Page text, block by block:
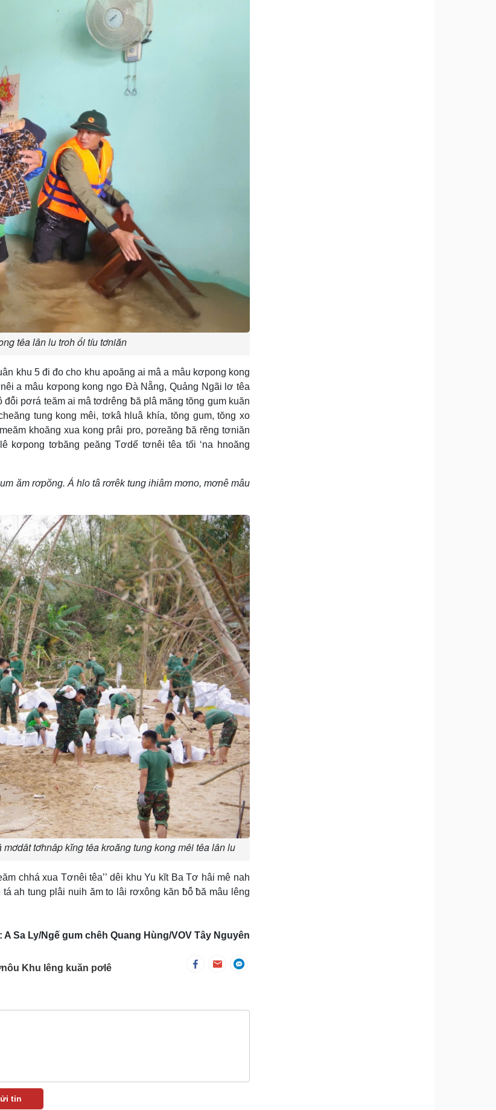
têa lân lu troh ối tíu tơniăn
khu 5 đi đo cho khu apoăng ai mâ a mâu kơpong kong
a mâu kơpong kong ngo Đà Nẵng, Quảng Ngãi lơ têa
pơrá teăm ai mâ tơdrêng ƀă plâ măng tŏng gum kuăn
tung kong mêi, tơkâ hluâ khía, tŏng gum, tŏng xo
khoăng xua kong prâi pro, pơreăng ƀă rĕng tơniăn
kơpong tơbăng peăng Tơdế tơnêi têa tối ‘na hnoăng
ăm rơpŏng. Á hlo tâ rơrêk tung ihiâm mơno, mơnê mâu
tơhnâp kĭng têa kroăng tung kong mêi têa lân lu
chhá xua Tơnêi têa’’ dêi khu Yu kĭt Ba Tơ hâi mê nah
ah tung plâi nuih ăm to lâi rơxông kăn ƀô̆ ƀă mâu lêng
A Sa Ly/Ngế gum chêh Quang Hùng/VOV Tây Nguyên
Khu lêng kuăn pơlê